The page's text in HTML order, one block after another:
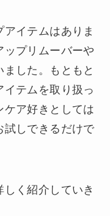
イテムはありま
プリムーバーや
した。もともと
テムを取り扱っ
ケア好きとしては
試しできるだけで
く紹介していき